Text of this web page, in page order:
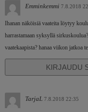
Emminkemmi 7.8.2018
Ihanan näköisiä vaateita löytyy
harrastamaan syksyllä
vaatekaapista? hanaa viikon jatkoa
KIRJAUDU
TarjaL 7.8.2018 22:35